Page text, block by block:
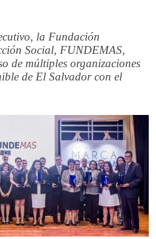
la Fundación
Social, FUNDEMAS,
de múltiples organizaciones
de El Salvador con el